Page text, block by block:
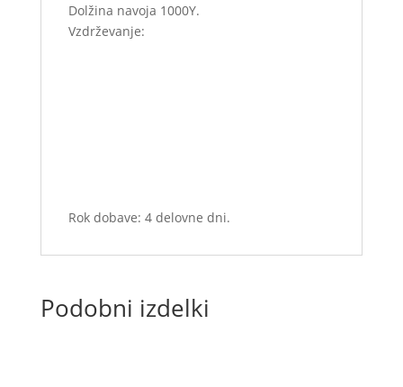
Dolžina navoja 1000Y.
Vzdrževanje:
Rok dobave: 4 delovne dni.
Podobni izdelki